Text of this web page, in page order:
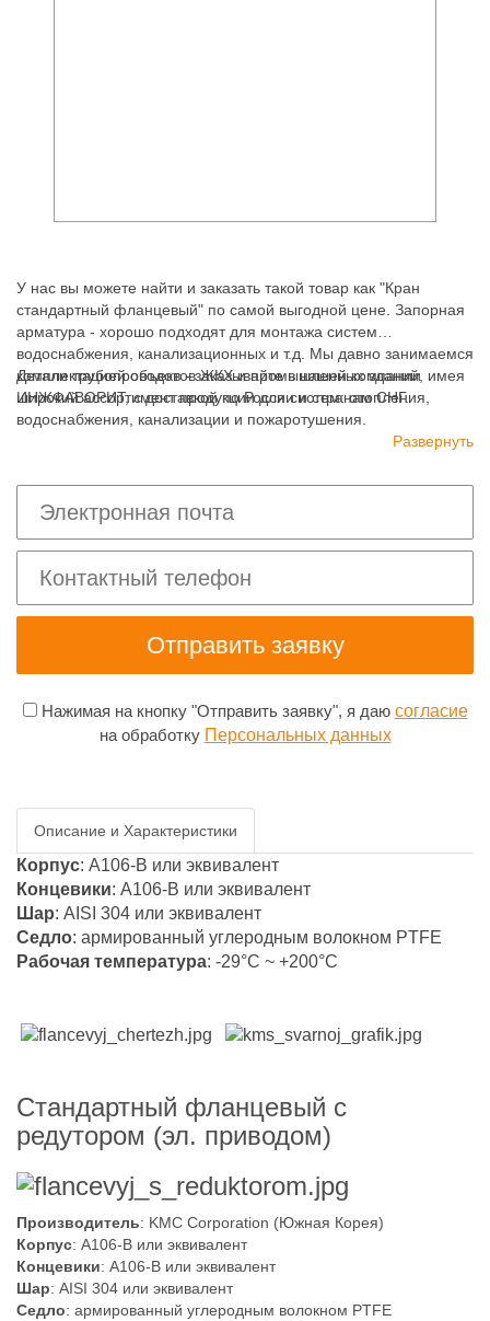
У нас вы можете найти и заказать такой товар как "Кран
стандартный фланцевый" по самой выгодной цене. Запорная
арматура - хорошо подходят для монтажа систем
водоснабжения, канализационных и т.д. Мы давно занимаемся
комплектацией объектов ЖКХ и промышленных зданий, имея
широкий ассортимент продукции для систем: отопления,
водоснабжения, канализации и пожаротушения.
Детали трубопроводов - заказывайте в нашей компании
ИНЖФАВОРИТ, с доставкой по России и странам СНГ.
Развернуть
Нажимая на кнопку "Отправить заявку", я даю согласие
на обработку Персональных данных
Описание и Характеристики
Корпус: A106-B или эквивалент
Концевики: A106-B или эквивалент
Шар: AISI 304 или эквивалент
Седло: армированный углеродным волокном PTFE
Рабочая температура: -29°С ~ +200°С
Стандартный фланцевый с
редутором (эл. приводом)
Производитель: KMC Corporation (Южная Корея)
Корпус: A106-B или эквивалент
Концевики: A106-B или эквивалент
Шар: AISI 304 или эквивалент
Седло: армированный углеродным волокном PTFE